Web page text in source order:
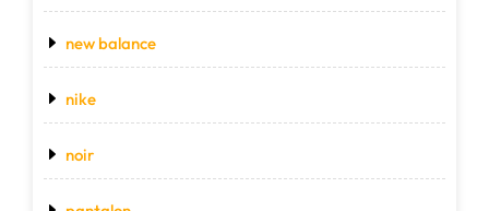
new balance
nike
noir